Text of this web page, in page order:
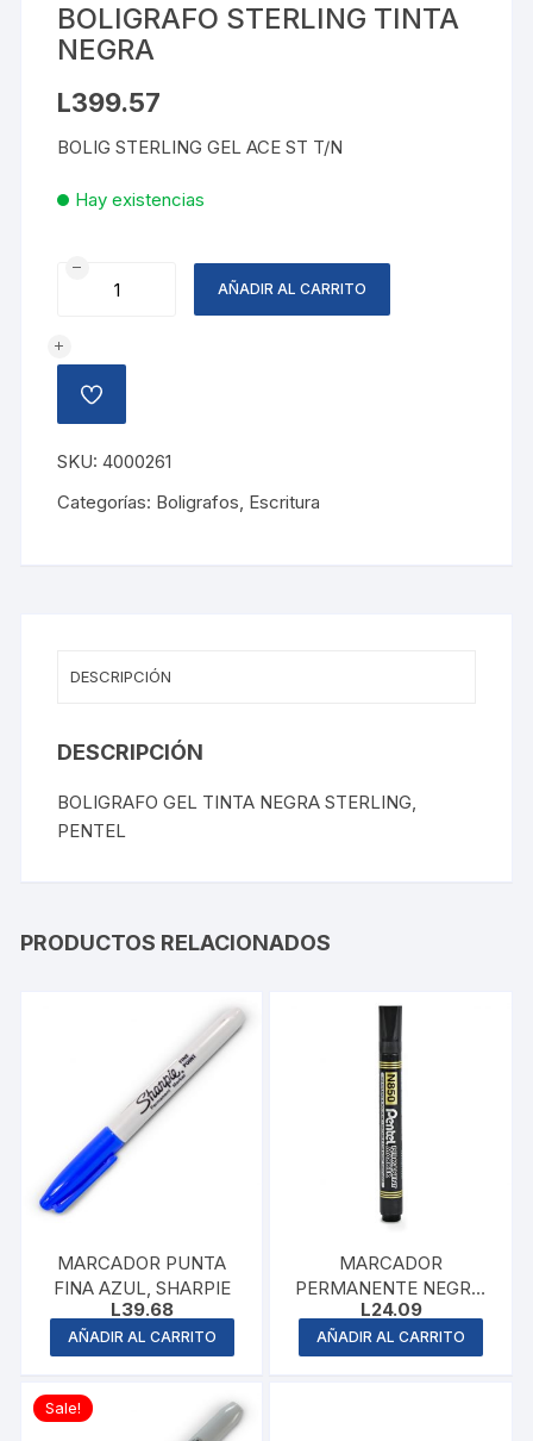
BOLIGRAFO STERLING TINTA
NEGRA
L399.57
BOLIG STERLING GEL ACE ST T/N
Hay existencias
BOLIGRAFO
STERLING
NEGRA
cantidad
AÑADIR AL CARRITO
AÑADIR
A
LISTA
DE
DESEOS
SKU:4000261
Categorías: Boligrafos, Escritura
DESCRIPCIÓN
DESCRIPCIÓN
BOLIGRAFO GEL TINTA NEGRA STERLING,
PENTEL
PRODUCTOS RELACIONADOS
MARCADOR PUNTA
FINA AZUL, SHARPIE
L39.68
AÑADIR AL CARRITO
MARCADOR
PERMANENTE NEGRO,
MAPED
L24.09
AÑADIR AL CARRITO
Sale!